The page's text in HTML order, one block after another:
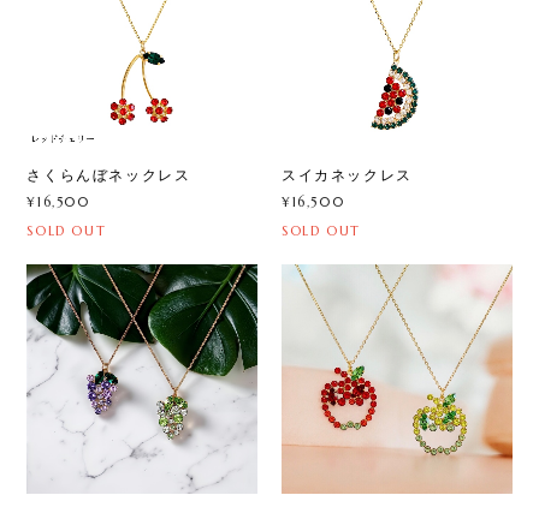
さくらんぼネックレス
¥16,500
SOLD OUT
スイカネックレス
¥16,500
SOLD OUT